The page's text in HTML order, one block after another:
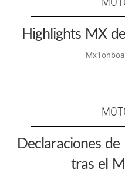
Highlights MX
Declaraciones
tras el